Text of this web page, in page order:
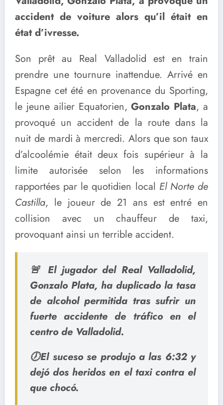
accident de voiture alors qu’il était en
état d’ivresse.
Son prêt au Real Valladolid est en train
prendre une tournure inattendue. Arrivé en
Espagne cet été en provenance du Sporting,
le jeune ailier Equatorien,Gonzalo Plata, a
provoqué un accident de la route dans la
nuit de mardi à mercredi. Alors que son taux
d’alcoolémie était deux fois supérieur à la
limite autorisée selon les informations
rapportées par le quotidien local El Norte de
Castilla, le joueur de 21 ans est entré en
collision avec un chauffeur de taxi,
provoquant ainsi un terrible accident.
🚨 El jugador del Real Valladolid,
Gonzalo Plata, ha duplicado la tasa
de alcohol permitida tras sufrir un
fuerte accidente de tráfico en el
centro de Valladolid.
🕖El suceso se produjo a las 6:32 y
dejó dos heridos en el taxi contra el
que chocó.